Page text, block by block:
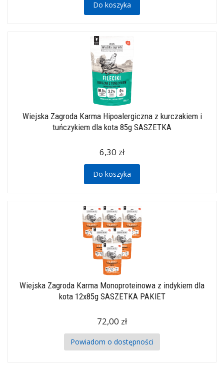
Do koszyka
Wiejska Zagroda Karma Hipoalergiczna z kurczakiem i
tuńczykiem dla kota 85g SASZETKA
6,30 zł
Do koszyka
Wiejska Zagroda Karma Monoproteinowa z indykiem dla
kota 12x85g SASZETKA PAKIET
72,00 zł
Powiadom o dostępności